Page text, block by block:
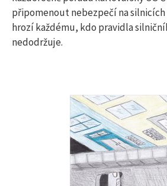
připomenout nebezpečí na
hrozí každému, kdo pravidla
nedodržuje.